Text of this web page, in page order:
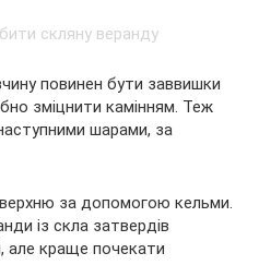
повинен бути заввишки
зміцнити камінням. Теж
шарами, за
за допомогою кельми.
із скла затвердів
але краще почекати